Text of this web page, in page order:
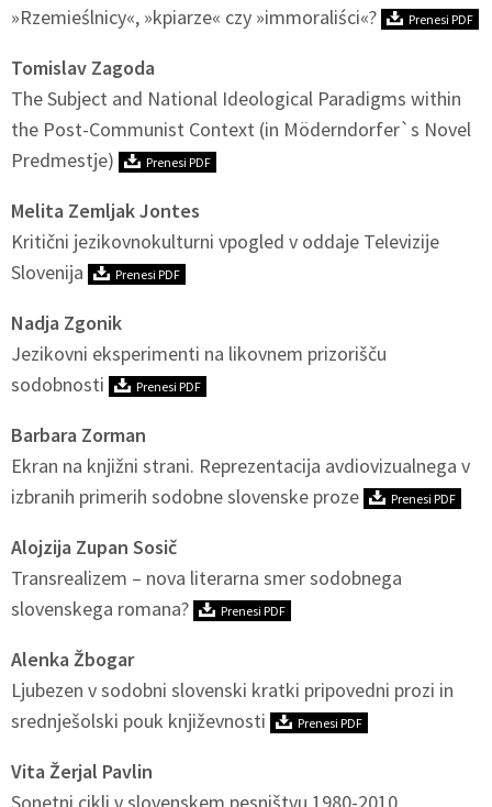
»Rzemieślnicy«, »kpiarze« czy »immoraliści«?
Prenesi PDF
Tomislav Zagoda
The Subject and National Ideological Paradigms within
the Post-Communist Context (in Möderndorfer`s Novel
Predmestje)
Prenesi PDF
Melita Zemljak Jontes
Kritični jezikovnokulturni vpogled v oddaje Televizije
Slovenija
Prenesi PDF
Nadja Zgonik
Jezikovni eksperimenti na likovnem prizorišču
sodobnosti
Prenesi PDF
Barbara Zorman
Ekran na knjižni strani. Reprezentacija avdiovizualnega v
izbranih primerih sodobne slovenske proze
Prenesi PDF
Alojzija Zupan Sosič
Transrealizem – nova literarna smer sodobnega
slovenskega romana?
Prenesi PDF
Alenka Žbogar
Ljubezen v sodobni slovenski kratki pripovedni prozi in
srednješolski pouk književnosti
Prenesi PDF
Vita Žerjal Pavlin